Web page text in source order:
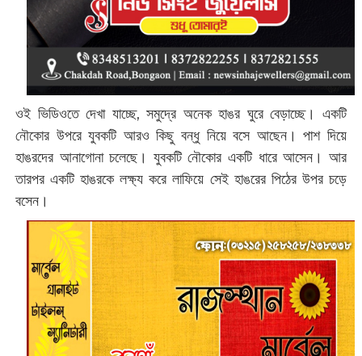
ওই ভিডিওতে দেখা যাচ্ছে, সমুদ্রে অনেক হাঙর ঘুরে বেড়াচ্ছে। একটি
নৌকোর উপরে যুবকটি আরও কিছু বন্ধু নিয়ে বসে আছেন। পাশ দিয়ে
হাঙরদের আনাগোনা চলেছে। যুবকটি নৌকোর একটি ধারে আসেন। আর
তারপর একটি হাঙরকে লক্ষ্য করে লাফিয়ে সেই হাঙরের পিঠের উপর চড়ে
বসেন।